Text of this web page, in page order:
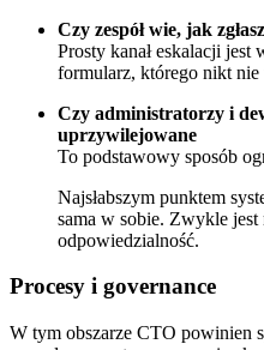
Czy zespół wie, jak
Prosty kanał eskalacji
formularz, którego nikt nie
Czy administratorzy i
uprzywilejowane
To podstawowy sposób
Najsłabszym punktem
sama w sobie. Zwykle jest
odpowiedzialność.
Procesy i governance
W tym obszarze CTO powinien